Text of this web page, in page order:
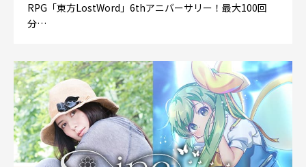
RPG「東方LostWord」6thアニバーサリー！最大100回
分…